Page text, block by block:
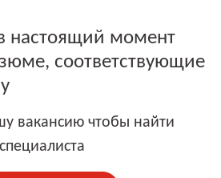
настоящий момент
соответствующие
вакансию чтобы найти
специалиста